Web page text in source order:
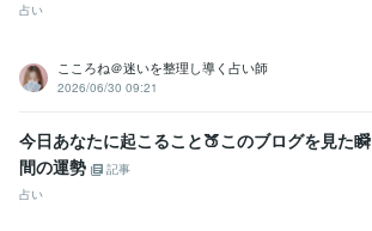
占い
こころね＠迷いを整理し導く占い師
2026/06/30 09:21
今日あなたに起こること🍑このブログを見た瞬
間の運勢
記事
占い